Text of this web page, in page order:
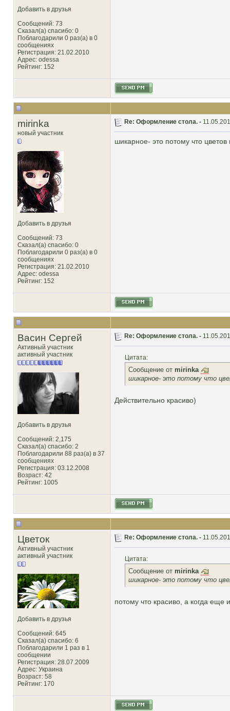
Добавить в друзья
Сообщений: 73
Сказал(а) спасибо: 0
Поблагодарили 0 раз(а) в 0
сообщениях
Регистрация: 21.02.2010
Адрес: odessa
Рейтинг: 152
mirinka
новый участник
Добавить в друзья
Сообщений: 73
Сказал(а) спасибо: 0
Поблагодарили 0 раз(а) в 0
сообщениях
Регистрация: 21.02.2010
Адрес: odessa
Рейтинг: 152
Re: Оформление стола. -
шикарное- это потому что
Васин Сергей
Активный участник
активный участник
Добавить в друзья
Сообщений: 2,175
Сказал(а) спасибо: 2
Поблагодарили 88 раз(а) в 37
сообщениях
Регистрация: 03.12.2008
Возраст: 42
Рейтинг: 1005
Re: Оформление стола. -
Цитата:
Сообщение от mirinka
шикарное- это потому что
Действительно красиво)
Цветок
Активный участник
активный участник
Добавить в друзья
Сообщений: 645
Сказал(а) спасибо: 6
Поблагодарили 1 раз в 1
сообщении
Регистрация: 28.07.2009
Адрес: Украина
Возраст: 58
Рейтинг: 170
Re: Оформление стола. -
Цитата:
Сообщение от mirinka
шикарное- это потому что
потому что красиво, а когда